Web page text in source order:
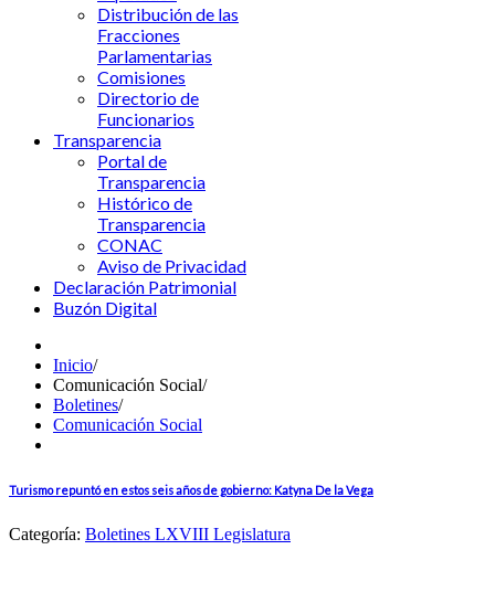
Distribución de las
Fracciones
Parlamentarias
Comisiones
Directorio de
Funcionarios
Transparencia
Portal de
Transparencia
Histórico de
Transparencia
CONAC
Aviso de Privacidad
Declaración Patrimonial
Buzón Digital
Inicio/
Comunicación Social/
Boletines/
Comunicación Social
Turismo repuntó en estos seis años de gobierno: Katyna De la Vega
Categoría: Boletines LXVIII Legislatura